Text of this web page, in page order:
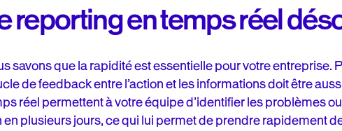
reporting en temps réel
savons que la rapidité est essentielle pour votre entreprise.
de feedback entre l’action et les informations doit être
réel permettent à votre équipe d’identifier les problèmes
en plusieurs jours, ce qui lui permet de prendre rapidement